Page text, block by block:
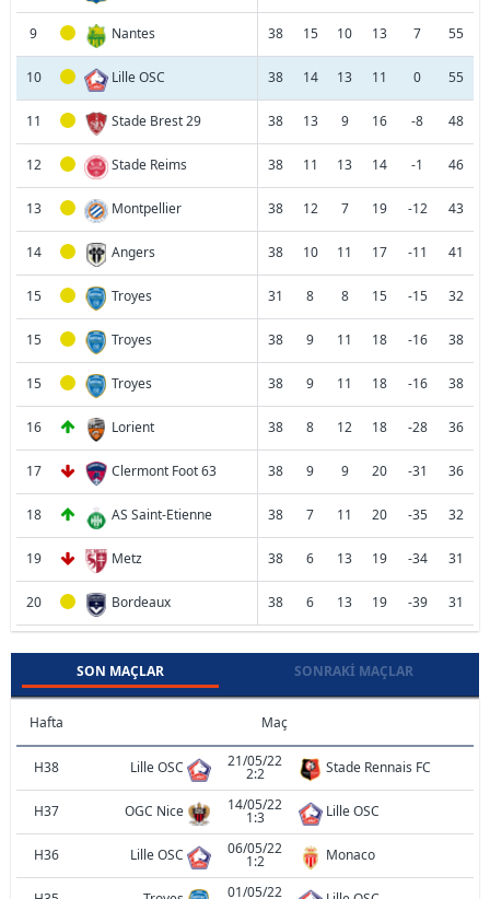
9 Nantes 38 15 10 13 7 55
10 Lille OSC 38 14 13 11 0 55
11 Stade Brest 29 38 13 9 16 -8 48
12 Stade Reims 38 11 13 14 -1 46
13 Montpellier 38 12 7 19 -12 43
14 Angers 38 10 11 17 -11 41
15 Troyes 31 8 8 15 -15 32
15 Troyes 38 9 11 18 -16 38
15 Troyes 38 9 11 18 -16 38
16 Lorient 38 8 12 18 -28 36
17 Clermont Foot 63 38 9 9 20 -31 36
18 AS Saint-Etienne 38 7 11 20 -35 32
19 Metz 38 6 13 19 -34 31
20 Bordeaux 38 6 13 19 -39 31
SON MAÇLAR SONRAKI MAÇLAR
Hafta Maç
H38 Lille OSC 21/05/22
2:2 Stade Rennais FC
H37 OGC Nice 14/05/22
1:3 Lille OSC
H36 Lille OSC 06/05/22
1:2 Monaco
01/05/22